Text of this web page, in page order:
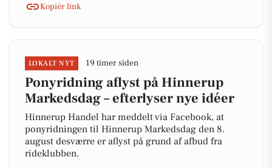
Kopiér link
LOKALT NYT 19 timer siden
Ponyridning aflyst på Hinnerup
Markedsdag – efterlyser nye idéer
Hinnerup Handel har meddelt via Facebook, at
ponyridningen til Hinnerup Markedsdag den 8.
august desværre er aflyst på grund af afbud fra
rideklubben.